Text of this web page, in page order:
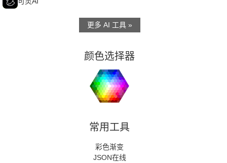
更多 AI 工具 »
颜色选择器
常用工具
彩色渐变
JSON在线